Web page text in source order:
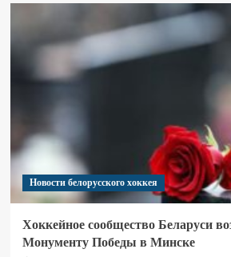
Новости белорусского хоккея
Хоккейное сообщество Беларуси
Монументу Победы в Минске